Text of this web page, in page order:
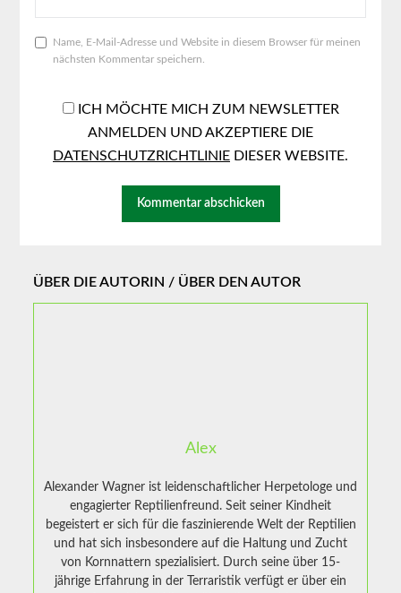
Name, E-Mail-Adresse und Website in diesem Browser für meinen
nächsten Kommentar speichern.
ICH MÖCHTE MICH ZUM NEWSLETTER
ANMELDEN UND AKZEPTIERE DIE
DATENSCHUTZRICHTLINIE DIESER WEBSITE.
ÜBER DIE AUTORIN / ÜBER DEN AUTOR
Alex
Alexander Wagner ist leidenschaftlicher Herpetologe und
engagierter Reptilienfreund. Seit seiner Kindheit
begeistert er sich für die faszinierende Welt der Reptilien
und hat sich insbesondere auf die Haltung und Zucht
von Kornnattern spezialisiert. Durch seine über 15-
jährige Erfahrung in der Terraristik verfügt er über ein